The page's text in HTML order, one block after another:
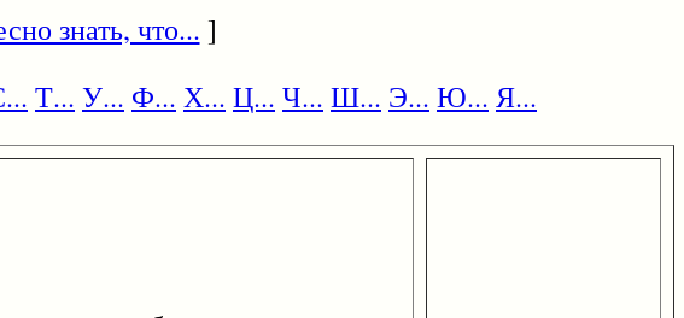
знать, что... ]
Т... У... Ф... Х... Ц... Ч... Ш... Э... Ю... Я...